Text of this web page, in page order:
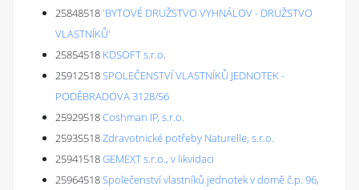
25848518'BYTOVÉ DRUŽSTVO VYHNÁLOV - DRUŽSTVO
VLASTNÍKŮ'
25854518 KDSOFT s.r.o.
25912518SPOLEČENSTVÍ VLASTNÍKŮ JEDNOTEK -
PODĚBRADOVA 3128/56
25929518Coshman IP, s.r.o.
25935518Zdravotnické potřeby Naturelle, s.r.o.
25941518GEMEXT s.r.o., v likvidaci
25964518Společenství vlastníků jednotek v domě č.p. 96,